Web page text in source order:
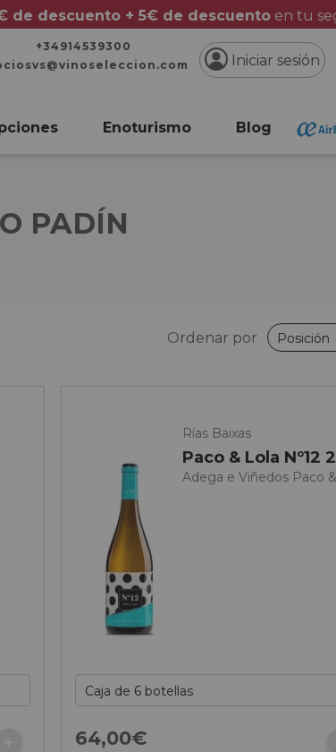
de descuento + 5€ de descuentoen tu
+34914539300
Iniciar sesión
Enoturismo Blog
PADÍN
Ordenar por
Rías Baixas
Paco & Lola Nº12
Adega e Viñedos Paco
64,00€